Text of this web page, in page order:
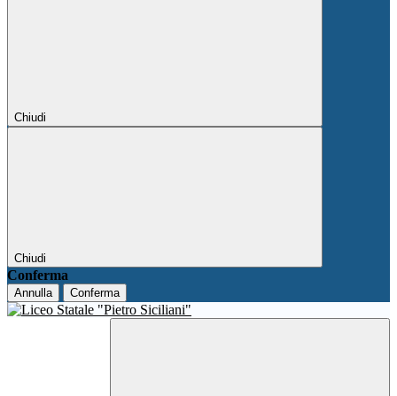
Chiudi
Chiudi
Conferma
Annulla Conferma